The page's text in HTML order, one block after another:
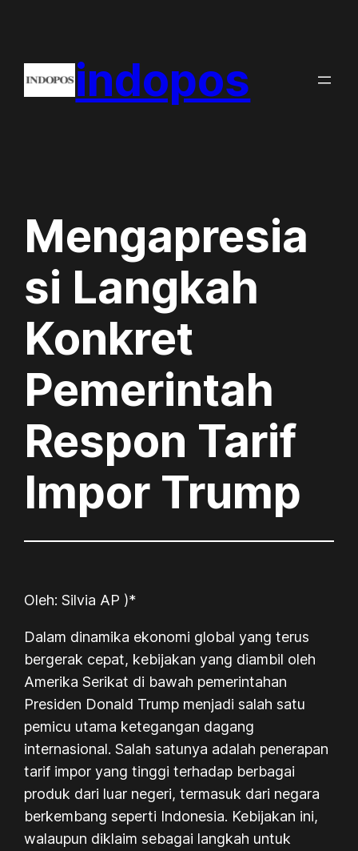
content
indopos
Mengapresia
si Langkah
Konkret
Pemerintah
Respon Tarif
Impor Trump
Oleh: Silvia AP )*
Dalam dinamika ekonomi global yang terus
bergerak cepat, kebijakan yang diambil oleh
Amerika Serikat di bawah pemerintahan
Presiden Donald Trump menjadi salah satu
pemicu utama ketegangan dagang
internasional. Salah satunya adalah penerapan
tarif impor yang tinggi terhadap berbagai
produk dari luar negeri, termasuk dari negara
berkembang seperti Indonesia. Kebijakan ini,
walaupun diklaim sebagai langkah untuk